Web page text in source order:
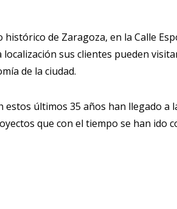
histórico de Zaragoza, en la Calle
localización sus clientes pueden
de la ciudad.
últimos 35 años han llegado a
que con el tiempo se han ido